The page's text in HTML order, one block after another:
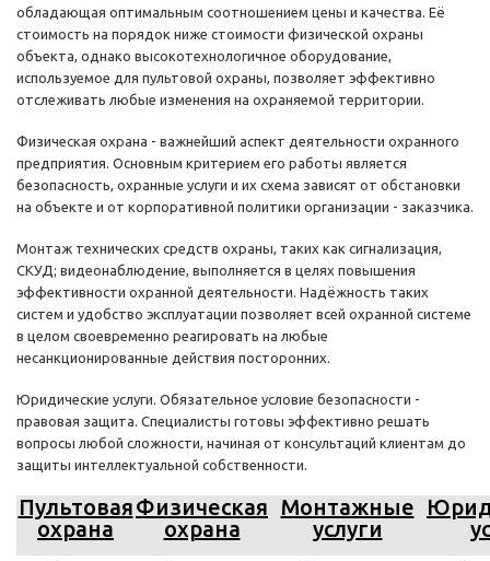
обладающая оптимальным соотношением цены и качества. Её
стоимость на порядок ниже стоимости физической охраны
объекта, однако высокотехнологичное оборудование,
используемое для пультовой охраны, позволяет эффективно
отслеживать любые изменения на охраняемой территории.
Физическая охрана - важнейший аспект деятельности охранного
предприятия. Основным критерием его работы является
безопасность, охранные услуги и их схема зависят от обстановки
на объекте и от корпоративной политики организации - заказчика.
Монтаж технических средств охраны, таких как сигнализация,
СКУД; видеонаблюдение, выполняется в целях повышения
эффективности охранной деятельности. Надёжность таких
систем и удобство эксплуатации позволяет всей охранной системе
в целом своевременно реагировать на любые
несанкционированные действия посторонних.
Юридические услуги. Обязательное условие безопасности -
правовая защита. Специалисты готовы эффективно решать
вопросы любой сложности, начиная от консультаций клиентам до
защиты интеллектуальной собственности.
Пультовая
охрана
Физическая
охрана
Монтажные
услуги